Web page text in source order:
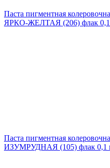
Паста пигментная
ЯРКО-ЖЕЛТАЯ (206) флак 0,1
Паста пигментная
ИЗУМРУДНАЯ (105) флак 0,1